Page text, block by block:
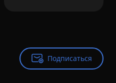
Подписаться
Подписаться